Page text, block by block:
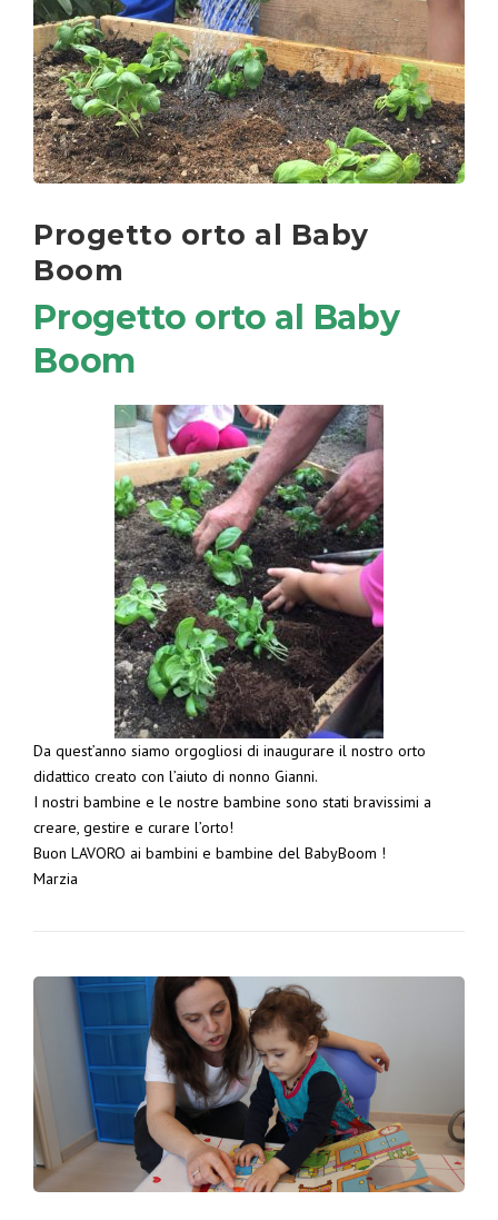
Progetto orto al Baby
Boom
Progetto orto al Baby
Boom
Da quest’anno siamo orgogliosi di inaugurare il nostro orto
didattico creato con l’aiuto di nonno Gianni.
I nostri bambine e le nostre bambine sono stati bravissimi a
creare, gestire e curare l’orto!
Buon LAVORO ai bambini e bambine del BabyBoom !
Marzia